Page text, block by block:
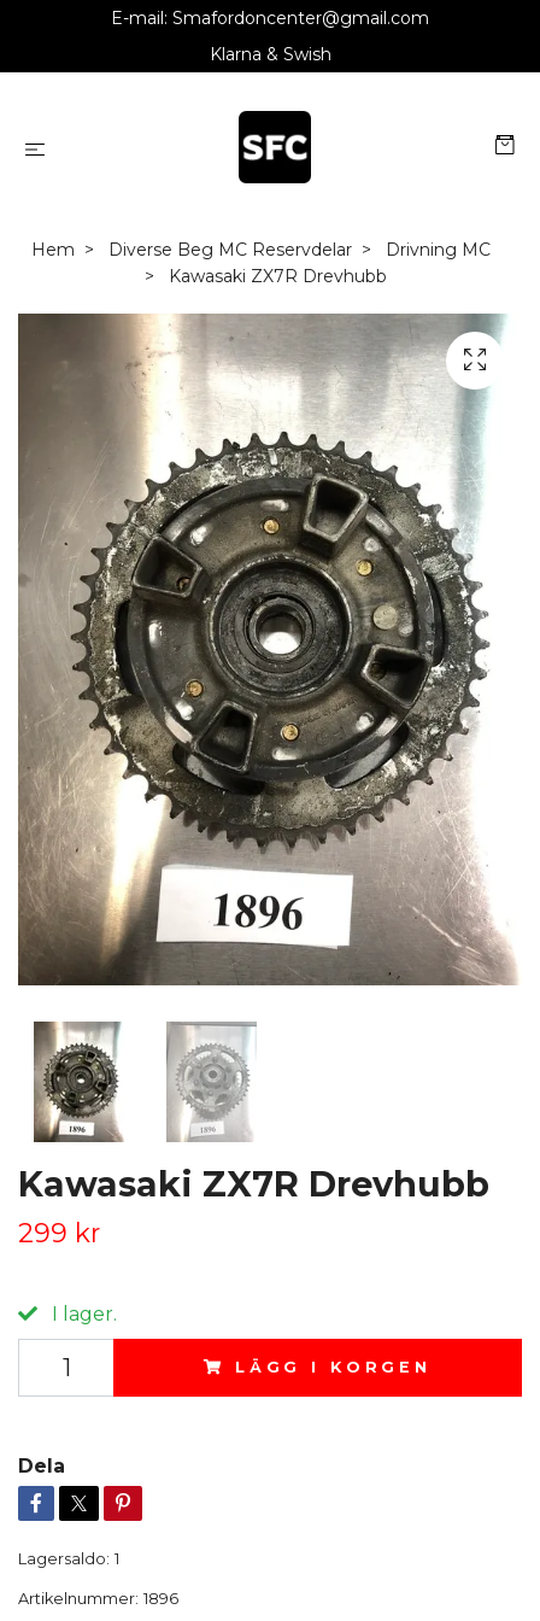
E-mail: Smafordoncenter@gmail.com
Klarna & Swish
Hem Diverse Beg MC Reservdelar
Drivning MC
Kawasaki ZX7R Drevhubb
Kawasaki ZX7R Drevhubb
299 kr
I lager.
LÄGG I KORGEN
Dela
Lagersaldo: 1
Artikelnummer: 1896